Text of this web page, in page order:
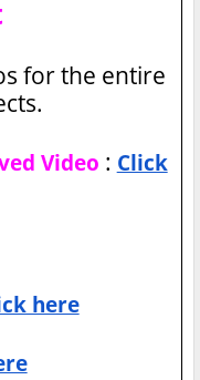
for the entire
Video : Click
here